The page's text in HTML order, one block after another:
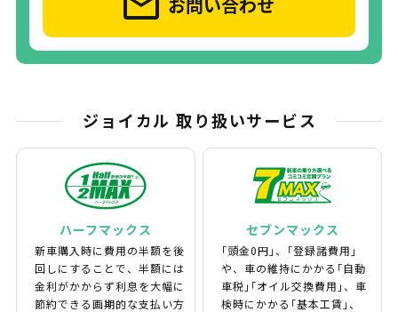
ジョイカル 取り扱いサービス
ハーフマックス
新車購入時に費用の半額を後
回しにすることで、半額には
金利がかからず利息を大幅に
節約できる画期的な支払い方
セブンマックス
｢頭金0円｣、｢登録諸費用｣
や、車の維持にかかる｢自動
車税｣｢オイル交換費用｣、車
検時にかかる｢基本工賃｣、